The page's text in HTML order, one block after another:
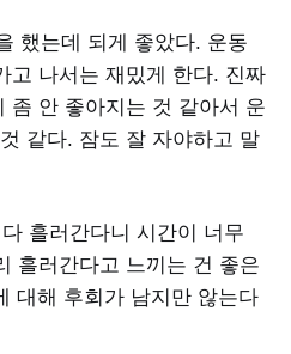
했는데 되게 좋았다. 운동
고 나서는 재밌게 한다. 진짜
좀 안 좋아지는 것 같아서 운
같다. 잠도 잘 자야하고 말
흘러간다니 시간이 너무
흘러간다고 느끼는 건 좋은
대해 후회가 남지만 않는다